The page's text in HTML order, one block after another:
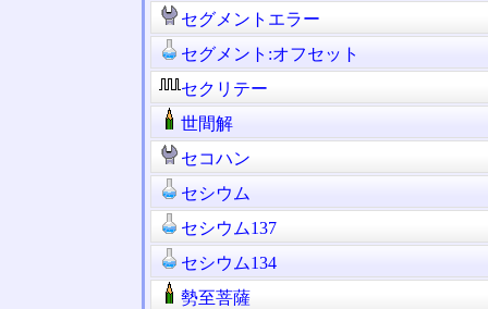
セグメントエラー
セグメント:オフセット
セクリテー
世間解
セコハン
セシウム
セシウム137
セシウム134
勢至菩薩